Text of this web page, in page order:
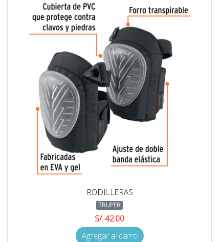
RODILLERAS
TRUPER
S/. 42.00
Agregar al carro